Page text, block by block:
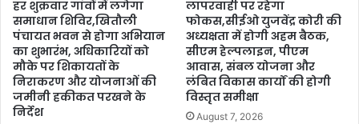
हर शुक्रवार गांवों में लगेगा
समाधान शिविर,खितौली
पंचायत भवन से होगा अभियान
का शुभारंभ, अधिकारियों को
मौके पर शिकायतों के
निराकरण और योजनाओं की
जमीनी हकीकत परखने के
निर्देश
लापरवाही पर रहेगा
फोकस,सीईओ युजवेंद्र कोरी की
अध्यक्षता में होगी अहम बैठक,
सीएम हेल्पलाइन, पीएम
आवास, संबल योजना और
लंबित विकास कार्यों की होगी
विस्तृत समीक्षा
August 7, 2026